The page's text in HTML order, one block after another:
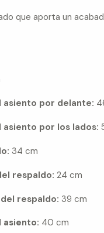
que aporta un
asiento por delante:
por los lados:
34 cm
respaldo: 24 cm
respaldo: 39 cm
asiento: 40 cm